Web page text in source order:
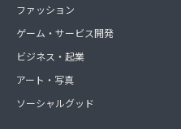
ファッション
ゲーム・サービス開発
ビジネス・起業
アート・写真
ソーシャルグッド